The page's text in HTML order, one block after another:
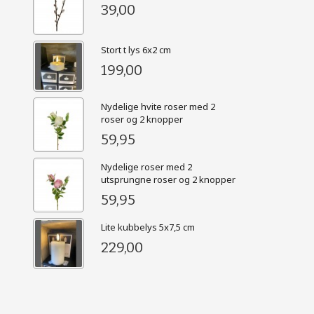
39,00
Stort t lys 6x2 cm
199,00
Nydelige hvite roser med 2
roser og 2 knopper
59,95
Nydelige roser med 2
utsprungne roser og 2 knopper
59,95
Lite kubbelys 5x7,5 cm
229,00